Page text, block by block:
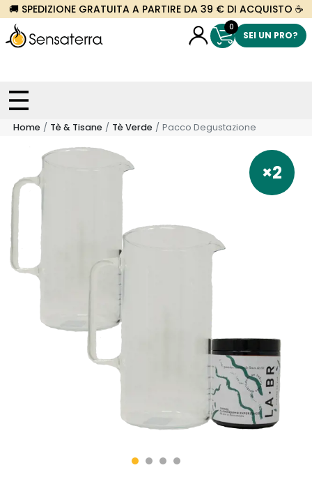
🚚 SPEDIZIONE GRATUITA A PARTIRE DA 39 € DI ACQUISTO ☕
0
SEI UN PRO?
Home Tè & Tisane Tè Verde Pacco Degustazione
×2